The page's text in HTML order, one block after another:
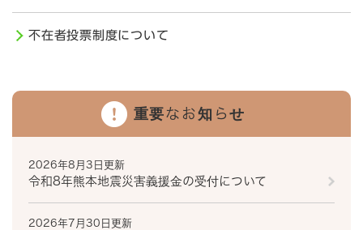
不在者投票制度について
重要なお知らせ
2026年8月3日更新
令和8年熊本地震災害義援金の受付について
2026年7月30日更新